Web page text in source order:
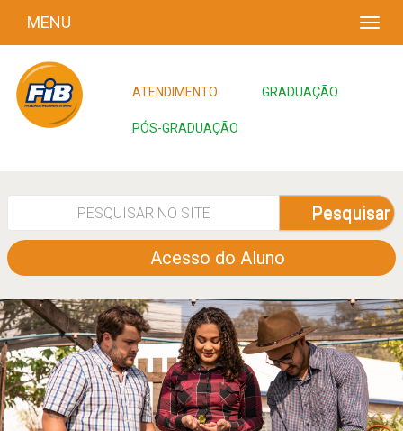
MENU
ATENDIMENTO GRADUAÇÃO
PÓS-GRADUAÇÃO
Pesquisar
Acesso do Aluno